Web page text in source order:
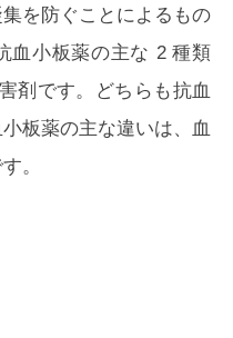
を防ぐことによるもの
血小板薬の主な 2 種類
剤です。どちらも抗血
板薬の主な違いは、血
。